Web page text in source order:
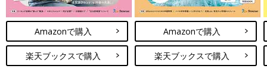
Amazonで購入
楽天ブックスで購入
Amazonで購入
楽天ブックスで購入